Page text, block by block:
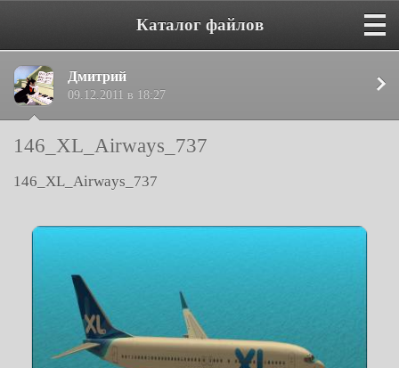
Каталог файлов
Дмитрий
09.12.2011 в 18:27
146_XL_Airways_737
146_XL_Airways_737